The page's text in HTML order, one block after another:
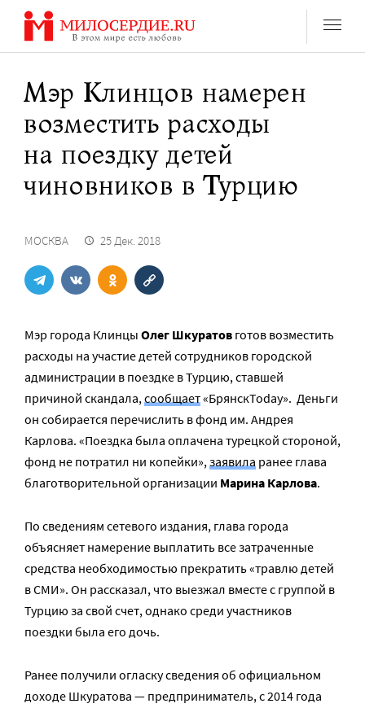
Перейти
содержанию
Мэр Клинцов намерен
возместить расходы
на поездку детей
чиновников в Турцию
МОСКВА 25 Дек. 2018
Мэр города Клинцы Олег Шкуратов готов возместить
расходы на участие детей сотрудников городской
администрации в поездке в Турцию, ставшей
причиной скандала,сообщает«БрянскToday». Деньги
он собирается перечислить в фонд им. Андрея
Карлова. «Поездка была оплачена турецкой стороной,
фонд не потратил ни копейки»,заявила ранее глава
благотворительной организации Марина Карлова.
По сведениям сетевого издания, глава города
объясняет намерение выплатить все затраченные
средства необходимостью прекратить «травлю детей
в СМИ». Он рассказал, что выезжал вместе с группой в
Турцию за свой счет, однако среди участников
поездки была его дочь.
Ранее получили огласку сведения об официальном
доходе Шкуратова — предприниматель, с 2014 года